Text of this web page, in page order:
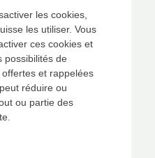
les cookies,
les utiliser. Vous
ces cookies et
possibilités de
et rappelées
réduire ou
ou partie des